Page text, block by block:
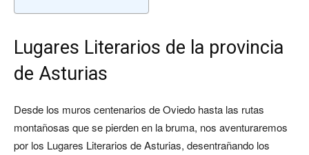
Lugares Literarios de la provincia
de Asturias
Desde los muros centenarios de Oviedo hasta las rutas
montañosas que se pierden en la bruma, nos aventuraremos
por los Lugares Literarios de Asturias, desentrañando los